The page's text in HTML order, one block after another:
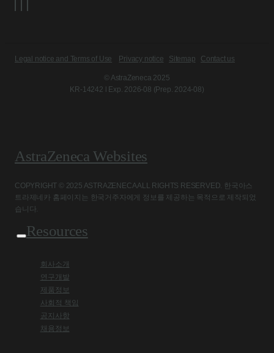
Legal notice and Terms of Use Privacy notice Sitemap Contact us
© AstraZeneca 2025
KR-14242 l Exp. 2026-08 (Prep. 2024-08)
AstraZeneca Websites
COPYRIGHT © 2025 ASTRAZENECA ALL RIGHTS RESERVED. 한국아스
트라제네카 홈페이지는 한국거주자에게 정보를 제공하는 목적으로 제작되었
습니다.
Resources
회사소개
연구개발
제품정보
사회적 책임
공지사항
채용정보